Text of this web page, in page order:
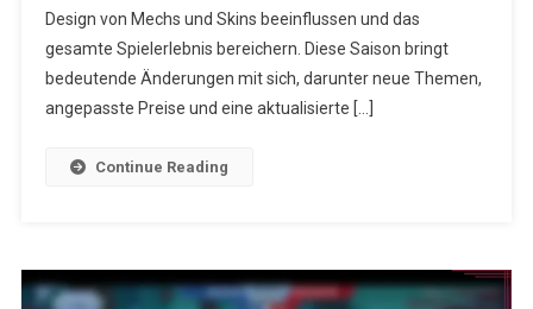
Themen
Und
Änderungen
Design von Mechs und Skins beeinflussen und das
gesamte Spielerlebnis bereichern. Diese Saison bringt
bedeutende Änderungen mit sich, darunter neue Themen,
angepasste Preise und eine aktualisierte […]
Continue Reading